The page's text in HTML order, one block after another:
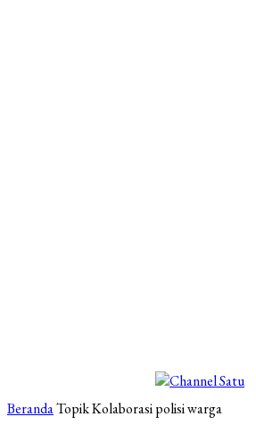
BerandaTopikKolaborasi polisi warga